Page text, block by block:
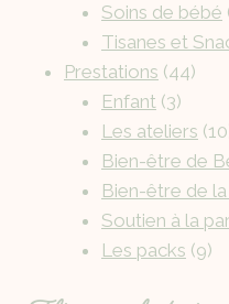
Soins de bébé
Tisanes et
Prestations 44
Enfant 3
Les ateliers 10
Bien-être de
Bien-être de
Soutien à la
Les packs 9